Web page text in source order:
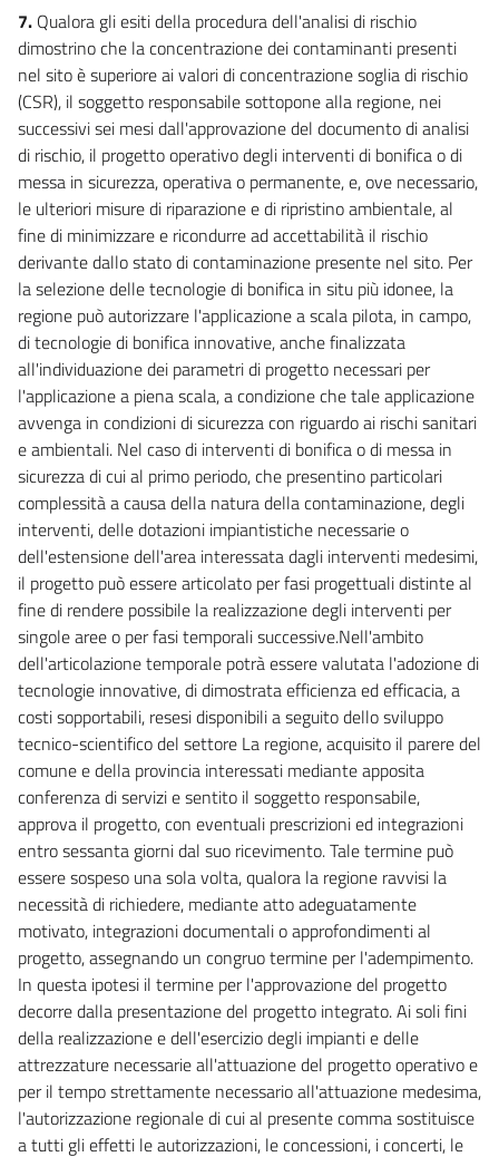
PRINCIPI GENERALI E COMPETENZE
CAPO I
PRINCIPI GENERALI
53
54
55
56
CAPO II
COMPETENZE
57
57 bis
58
59
60
61
62
63
63 bis
TITOLO II
I DISTRETTI IDROGRAFICI, GLI STRUMENTI, GLI INTERVENTI
CAPO I
I DISTRETTI IDROGRAFICI
64
CAPO II
GLI STRUMENTI
65
66
67
68
68 bis
CAPO III
GLI INTERVENTI
69
70
71
72
72 bis
7. Qualora gli esiti della procedura dell'analisi di rischio
dimostrino che la concentrazione dei contaminanti presenti
nel sito è superiore ai valori di concentrazione soglia di rischio
(CSR), il soggetto responsabile sottopone alla regione, nei
successivi sei mesi dall'approvazione del documento di analisi
di rischio, il progetto operativo degli interventi di bonifica o di
messa in sicurezza, operativa o permanente, e, ove necessario,
le ulteriori misure di riparazione e di ripristino ambientale, al
fine di minimizzare e ricondurre ad accettabilità il rischio
derivante dallo stato di contaminazione presente nel sito. Per
la selezione delle tecnologie di bonifica in situ più idonee, la
regione può autorizzare l'applicazione a scala pilota, in campo,
di tecnologie di bonifica innovative, anche finalizzata
all'individuazione dei parametri di progetto necessari per
l'applicazione a piena scala, a condizione che tale applicazione
avvenga in condizioni di sicurezza con riguardo ai rischi sanitari
e ambientali. Nel caso di interventi di bonifica o di messa in
sicurezza di cui al primo periodo, che presentino particolari
complessità a causa della natura della contaminazione, degli
interventi, delle dotazioni impiantistiche necessarie o
dell'estensione dell'area interessata dagli interventi medesimi,
il progetto può essere articolato per fasi progettuali distinte al
fine di rendere possibile la realizzazione degli interventi per
singole aree o per fasi temporali successive.Nell'ambito
dell'articolazione temporale potrà essere valutata l'adozione di
tecnologie innovative, di dimostrata efficienza ed efficacia, a
costi sopportabili, resesi disponibili a seguito dello sviluppo
tecnico-scientifico del settore La regione, acquisito il parere del
comune e della provincia interessati mediante apposita
conferenza di servizi e sentito il soggetto responsabile,
approva il progetto, con eventuali prescrizioni ed integrazioni
entro sessanta giorni dal suo ricevimento. Tale termine può
essere sospeso una sola volta, qualora la regione ravvisi la
necessità di richiedere, mediante atto adeguatamente
motivato, integrazioni documentali o approfondimenti al
progetto, assegnando un congruo termine per l'adempimento.
In questa ipotesi il termine per l'approvazione del progetto
decorre dalla presentazione del progetto integrato. Ai soli fini
della realizzazione e dell'esercizio degli impianti e delle
attrezzature necessarie all'attuazione del progetto operativo e
per il tempo strettamente necessario all'attuazione medesima,
l'autorizzazione regionale di cui al presente comma sostituisce
a tutti gli effetti le autorizzazioni, le concessioni, i concerti, le